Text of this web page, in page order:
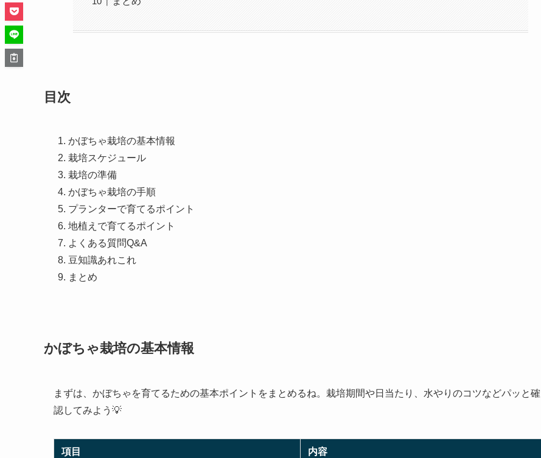
目次
かぼちゃ栽培の基本情報
栽培スケジュール
栽培の準備
かぼちゃ栽培の手順
プランターで育てるポイント
地植えで育てるポイント
よくある質問Q&A
豆知識あれこれ
まとめ
かぼちゃ栽培の基本情報
まずは、かぼちゃを育てるための基本ポイントをまとめるね。栽培期間や日当たり、水やりのコツなどパッと確
認してみよう💡
項目 内容